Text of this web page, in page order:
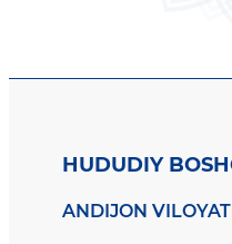
HUDUDIY
ANDIJON